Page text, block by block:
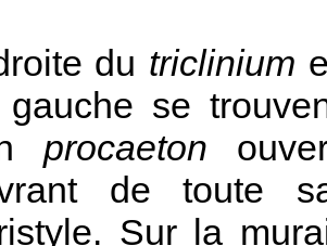
du triclinium
se
procaeton
de toute
Sur la